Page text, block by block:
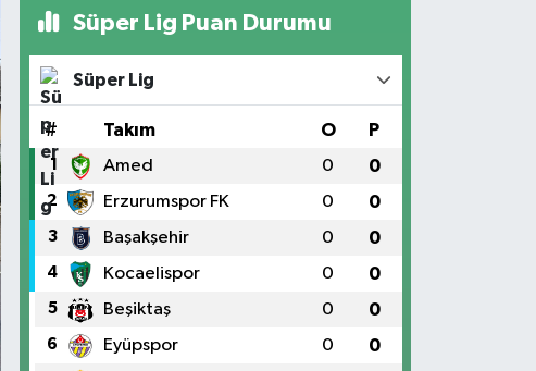
Süper Lig Puan Durumu
Süper Lig
# Takım O P
1 Amed 0 0
2 Erzurumspor FK 0 0
3 Başakşehir 0 0
4 Kocaelispor 0 0
5 Beşiktaş 0 0
6 Eyüpspor 0 0